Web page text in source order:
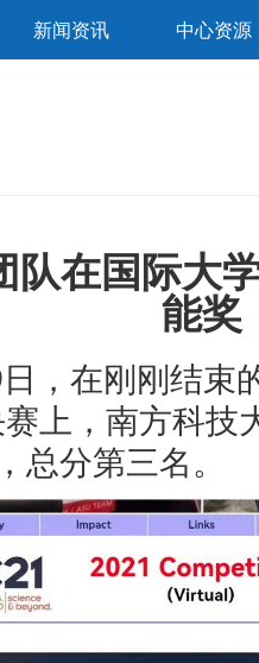
新闻资讯 中心资源
队在国际大
能奖
在刚刚结束
赛上，南方科
总分第三名。